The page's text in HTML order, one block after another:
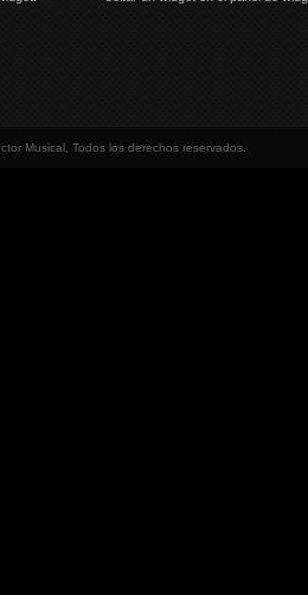
Musical, Todos los derechos reservados.